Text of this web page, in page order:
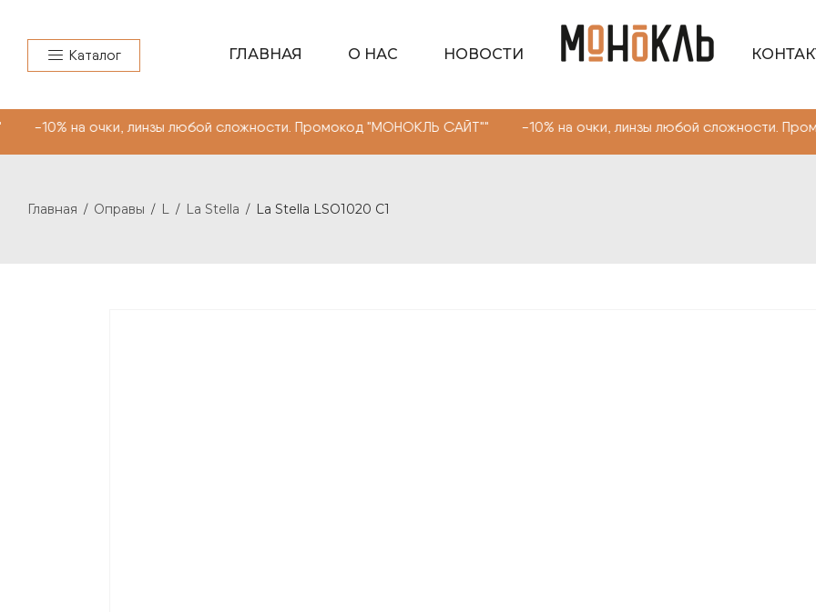
Каталог ГЛАВНАЯ О НАС НОВОСТИ
любой сложности. Промокод "МОНОКЛЬ САЙТ"" -10% на очки, линзы любой сложности.
Главная / Оправы / L / La Stella / La Stella LSO1020 C1